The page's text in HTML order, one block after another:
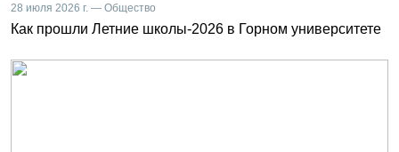
28 июля 2026 г. — Общество
Как прошли Летние школы-2026 в Горном университете